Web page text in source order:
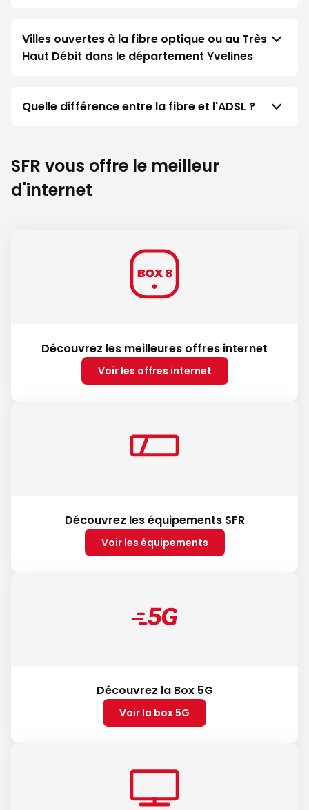
Villes ouvertes à la fibre optique ou au Très
Haut Débit dans le département Yvelines
Quelle différence entre la fibre et l'ADSL ?
SFR vous offre le meilleur
d'internet
Découvrez les meilleures offres internet
Voir les offres internet
Découvrez les équipements SFR
Voir les équipements
Découvrez la Box 5G
Voir la box 5G